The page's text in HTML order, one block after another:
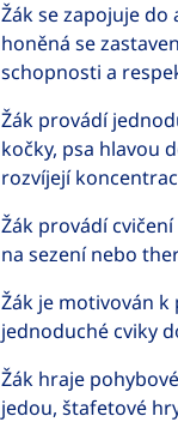
Žák se zapojuje
honěná se
schopnosti a
Žák provádí
kočky, psa hlavou
rozvíjejí
Žák provádí
na sezení nebo
Žák je motivován k
jednoduché cviky
Žák hraje
jedou, štafetové